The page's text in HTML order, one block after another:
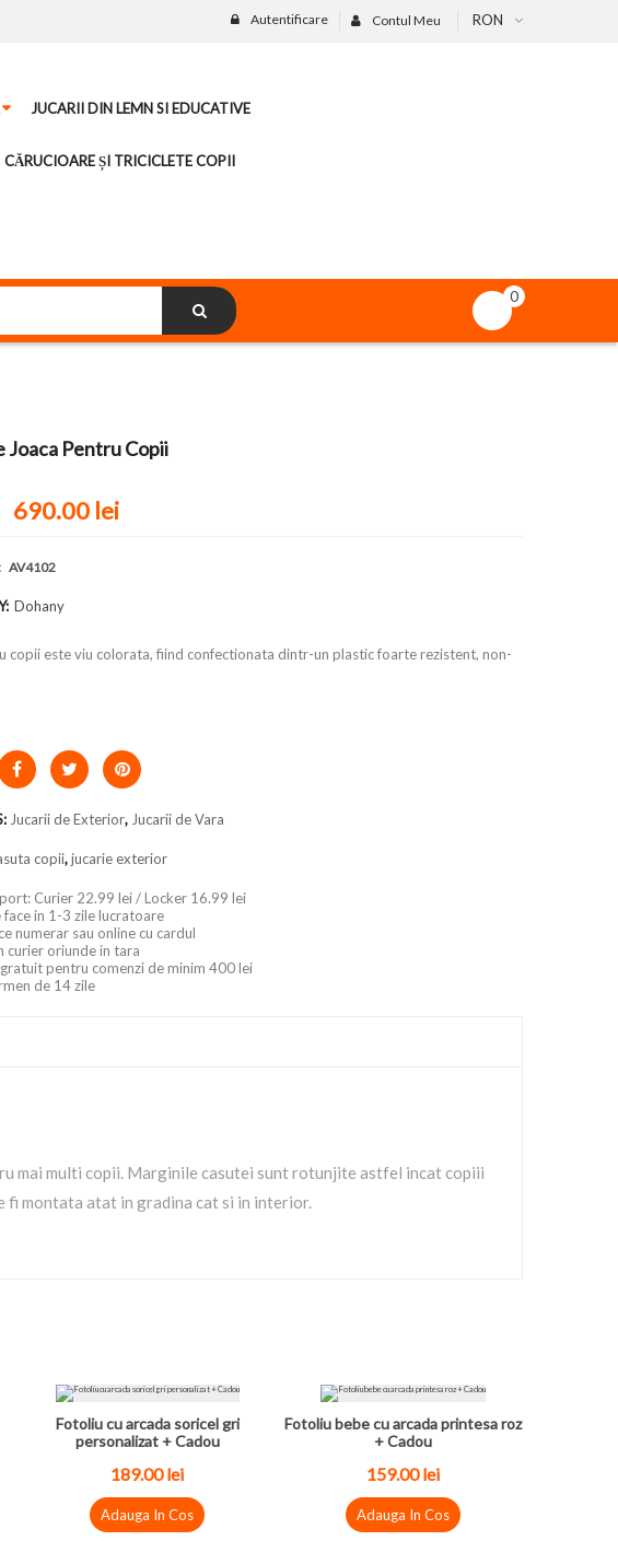
RON
Contul Meu
Autentificare
JUCARII DIN LEMN SI EDUCATIVE
CĂRUCIOARE ȘI TRICICLETE COPII
0
Joaca Pentru Copii
690.00 lei
AV4102
Dohany
copii este viu colorata, fiind confectionata dintr-un plastic foarte rezistent, non-
Jucarii de Exterior, Jucarii de Vara
copii,jucarie exterior
Curier 22.99 lei / Locker 16.99 lei
face in 1-3 zile lucratoare
numerar sau online cu cardul
curier oriunde in tara
pentru comenzi de minim 400 lei
de 14 zile
mai multi copii. Marginile casutei sunt rotunjite astfel incat copiii
fi montata atat in gradina cat si in interior.
Fotoliu cu arcada soricel gri
personalizat + Cadou
189.00lei
Adauga In Cos
Fotoliu bebe cu arcada printesa roz
+ Cadou
159.00lei
Adauga In Cos